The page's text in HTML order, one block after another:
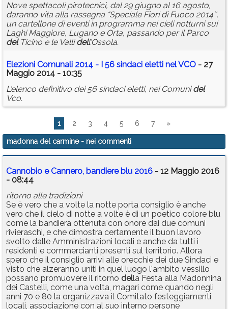
Nove spettacoli pirotecnici, dal 29 giugno al 16 agosto,
daranno vita alla rassegna “Speciale Fiori di Fuoco 2014″,
un cartellone di eventi in programma nei cieli notturni sui
Laghi Maggiore, Lugano e Orta, passando per il Parco
delTicino e le Vallidell’Ossola.
Elezioni Comunali 2014 - I 56 sindaci eletti nel VCO - 27
Maggio 2014 - 10:35
L'elenco definitivo dei 56 sindaci eletti, nei Comunidel
Vco.
1 2 3 4 5 6 7 »
madonna del carmine- nei commenti
Cannobio e Cannero, bandiere blu 2016 - 12 Maggio 2016
- 08:44
ritorno alle tradizioni
Se è vero che a volte la notte porta consiglio è anche
vero che il cielo di notte a volte è di un poetico colore blu
come la bandiera ottenuta con onore dai due comuni
rivieraschi, e che dimostra certamente il buon lavoro
svolto dalle Amministrazioni locali e anche da tutti i
residenti e commercianti presenti sul territorio. Allora
spero che il consiglio arrivi alle orecchie dei due Sindaci e
visto che alzeranno uniti in quel luogo l'ambito vessillo
possano promuovere il ritorno della Festa alla Madonnina
dei Castelli, come una volta, magari come quando negli
anni 70 e 80 la organizzava il Comitato festeggiamenti
locali, associazione con al suo interno persone